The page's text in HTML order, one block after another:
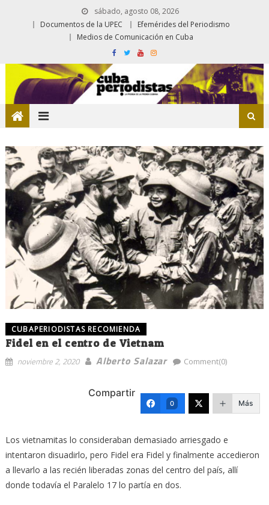
sábado, agosto 08, 2026
Documentos de la UPEC
Efemérides del Periodismo
Medios de Comunicación en Cuba
CUBAPERIODISTAS RECOMIENDA
Fidel en el centro de Vietnam
noviembre 2, 2020 Alberto Salazar Comment(0)
Compartir
0 Más
Los vietnamitas lo consideraban demasiado arriesgado e
intentaron disuadirlo, pero Fidel era Fidel y finalmente accedieron
a llevarlo a las recién liberadas zonas del centro del país, allí
donde todavía el Paralelo 17 lo partía en dos.